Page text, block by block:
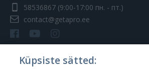
58536867 (9:00-17:00 пн. - пт.)
contact@getapro.ee
Küpsiste sätted: